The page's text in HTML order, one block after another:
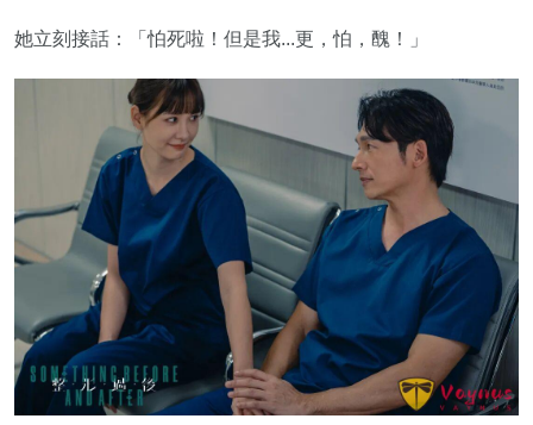
她立刻接話：「怕死啦！但是我...更，怕，醜！」